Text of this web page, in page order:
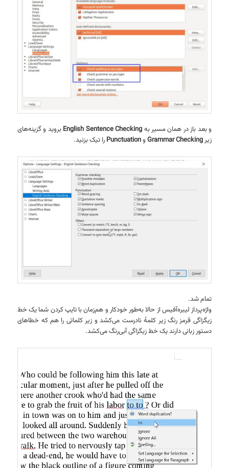
و بعد باز در همان مسیر به English Sentence Checking بروید و گزینه‌های
زیرGrammar Checking وPunctuation را تیک بزنید.
تمام شد.
واژه‌پرداز لیبره‌آفیس از حالا به‌طور خودکار و هم‌زمان با تایپ کردن شما یک خط
زیگزاگی قرمز رنگ زیر کلمهٔ نادرست می‌کشد و زیر کلماتی را هم که خطاهای
دستور زبانی دارند یک خط زیگزاگی آبی‌رنگ می‌کشد.